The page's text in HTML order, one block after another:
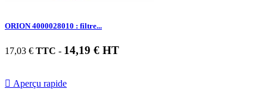
ORION 4000028010 : filtre...
17,03 € TTC - 14,19 € HT
 Aperçu rapide